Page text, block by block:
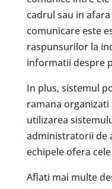
cadrul sau in
comunicare este
raspunsurilor la
informatii despre
In plus, sistemul
ramana
utilizarea
administratorii de
echipele ofera
Aflati mai multe